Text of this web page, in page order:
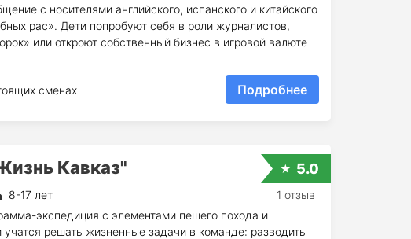
с носителями английского, испанского и китайского
рас». Дети попробуют себя в роли журналистов,
или откроют собственный бизнес в игровой валюте
сменах Подробнее
Кавказ"
8-17 лет
экспедиция с элементами пешего похода и
решать жизненные задачи в команде: разводить
5.0
1 отзыв